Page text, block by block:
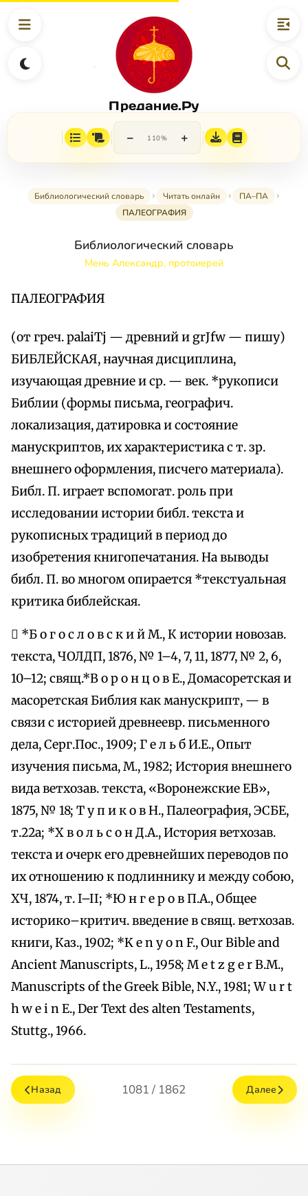
Предание.Ру
− 110% +
Библиологический словарь Читать онлайн
ПА–ПА
ПАЛЕОГРАФИЯ
Библиологический словарь
Мень Александр, протоиерей
ПАЛЕОГРАФИЯ
(от греч. palaiТj — древний и grЈfw — пишу)
БИБЛЕЙСКАЯ, научная дисциплина,
изучающая древние и ср. — век. *рукописи
Библии (формы письма, географич.
локализация, датировка и состояние
манускриптов, их характеристика с т. зр.
внешнего оформления, писчего материала).
Библ. П. играет вспомогат. роль при
исследовании истории библ. текста и
рукописных традиций в период до
изобретения книгопечатания. На выводы
библ. П. во многом опирается *текстуальная
критика библейская.
 *Б о г о с л о в с к и й М., К истории новозав.
текста, ЧОЛДП, 1876, № 1–4, 7, 11, 1877, № 2, 6,
10–12; свящ.*В о р о н ц о в Е., Домасоретская и
масоретская Библия как манускрипт, — в
связи с историей древнеевр. письменного
дела, Серг.Пос., 1909; Г е л ь б И.Е., Опыт
изучения письма, М., 1982; История внешнего
вида ветхозав. текста, «Воронежские ЕВ»,
1875, № 18; Т у п и к о в Н., Палеография, ЭСБЕ,
т.22а; *Х в о л ь с о н Д.А., История ветхозав.
текста и очерк его древнейших переводов по
их отношению к подлиннику и между собою,
ХЧ, 1874, т. I–II; *Ю н г е р о в П.А., Общее
историко–критич. введение в свящ. ветхозав.
книги, Каз., 1902; *K e n y o n F., Our Bible and
Ancient Manuscripts, L., 1958; M e t z g e r B.M.,
Manuscripts of the Greek Bible, N.Y., 1981; W u r t
h w e i n E., Der Text des alten Testaments,
Stuttg., 1966.
Назад 1081 / 1862 Далее